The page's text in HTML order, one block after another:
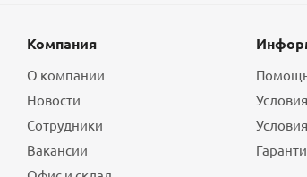
Компания
О компании
Новости
Сотрудники
Вакансии